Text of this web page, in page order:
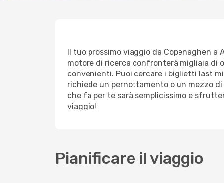
Il tuo prossimo viaggio da Copenaghen a
motore di ricerca confronterà migliaia di
convenienti. Puoi cercare i biglietti last
richiede un pernottamento o un mezzo
che fa per te sarà semplicissimo e
viaggio!
Pianificare il viaggio